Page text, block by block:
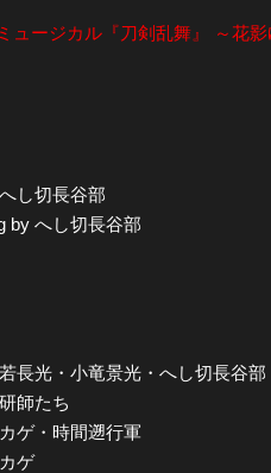
ージカル『刀剣乱舞』 ～花
し切長谷部
へし切長谷部
光・小竜景光・へし切長谷
師たち
ゲ・時間遡行軍
ゲ